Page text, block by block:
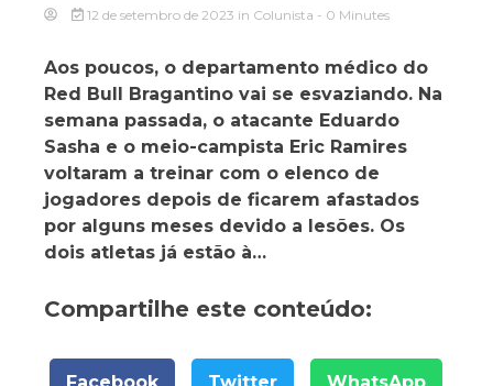
12 de setembro de 2023 in Colunista - 0 Minutes
Aos poucos, o departamento médico do
Red Bull Bragantino vai se esvaziando. Na
semana passada, o atacante Eduardo
Sasha e o meio-campista Eric Ramires
voltaram a treinar com o elenco de
jogadores depois de ficarem afastados
por alguns meses devido a lesões. Os
dois atletas já estão à…
Compartilhe este conteúdo: